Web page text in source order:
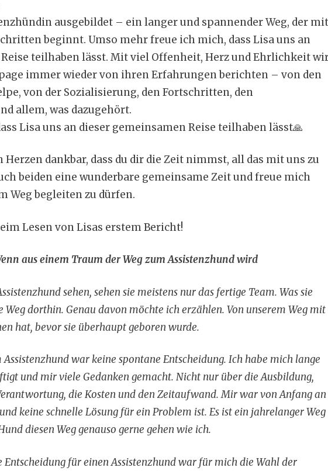
ausgebildet – ein langer und spannender Weg, der
beginnt. Umso mehr freue ich mich, dass Lisa uns an
teilhaben lässt. Mit viel Offenheit, Herz und Ehrlichkeit
immer wieder von ihren Erfahrungen berichten – von den
von der Sozialisierung, den Fortschritten, den
allem, was dazugehört.
Lisa uns an dieser gemeinsamen Reise teilhaben lässt🙏
Herzen dankbar, dass du dir die Zeit nimmst, all das mit uns zu
beiden eine wunderbare gemeinsame Zeit und freue mich
Weg begleiten zu dürfen.
Lesen von Lisas erstem Bericht!
aus einem Traum der Weg zum Assistenzhund wird
sehen, sehen sie meistens nur das fertige Team. Was sie
Weg dorthin. Genau davon möchte ich erzählen. Von unserem Weg mit
hat, bevor sie überhaupt geboren wurde.
Assistenzhund war keine spontane Entscheidung. Ich habe mich lange
und mir viele Gedanken gemacht. Nicht nur über die Ausbildung,
die Kosten und den Zeitaufwand. Mir war von Anfang an
keine schnelle Lösung für ein Problem ist. Es ist ein jahrelanger Weg
diesen Weg genauso gerne gehen wie ich.
für einen Assistenzhund war für mich die Wahl der